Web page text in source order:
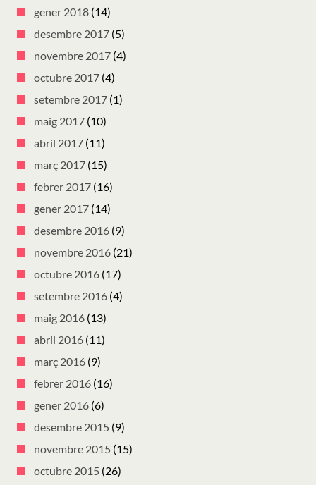
gener 2018 (14)
desembre 2017 (5)
novembre 2017 (4)
octubre 2017 (4)
setembre 2017 (1)
maig 2017 (10)
abril 2017 (11)
març 2017 (15)
febrer 2017 (16)
gener 2017 (14)
desembre 2016 (9)
novembre 2016 (21)
octubre 2016 (17)
setembre 2016 (4)
maig 2016 (13)
abril 2016 (11)
març 2016 (9)
febrer 2016 (16)
gener 2016 (6)
desembre 2015 (9)
novembre 2015 (15)
octubre 2015 (26)